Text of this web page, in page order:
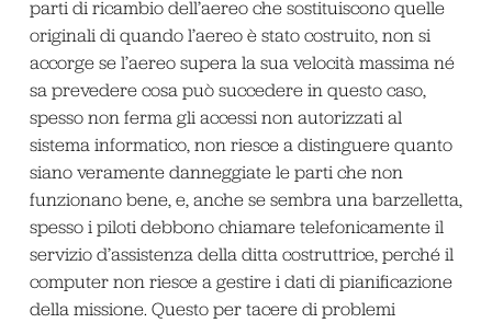
parti di ricambio dell’aereo che sostituiscono quelle
originali di quando l’aereo è stato costruito, non si
accorge se l’aereo supera la sua velocità massima né
sa prevedere cosa può succedere in questo caso,
spesso non ferma gli accessi non autorizzati al
sistema informatico, non riesce a distinguere quanto
siano veramente danneggiate le parti che non
funzionano bene, e, anche se sembra una barzelletta,
spesso i piloti debbono chiamare telefonicamente il
servizio d’assistenza della ditta costruttrice, perché il
computer non riesce a gestire i dati di pianificazione
della missione. Questo per tacere di problemi